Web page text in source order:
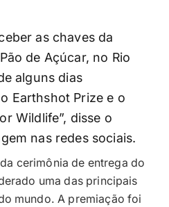
as chaves da
de Açúcar, no Rio
alguns dias
Earthshot Prize e o
Wildlife”, disse o
nas redes sociais.
cerimônia de entrega do
uma das principais
mundo. A premiação foi